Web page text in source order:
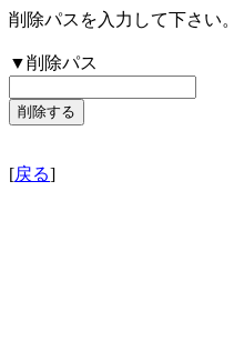
削除パスを入力して下さい。
▼削除パス
[戻る]